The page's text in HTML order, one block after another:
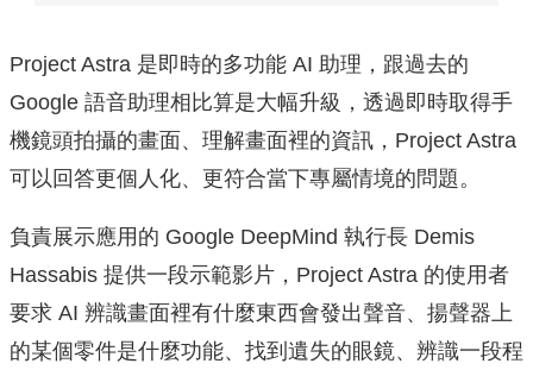
Project Astra 是即時的多功能 AI 助理，跟過去的
Google 語音助理相比算是大幅升級，透過即時取得手
機鏡頭拍攝的畫面、理解畫面裡的資訊，Project Astra
可以回答更個人化、更符合當下專屬情境的問題。
負責展示應用的 Google DeepMind 執行長 Demis
Hassabis 提供一段示範影片，Project Astra 的使用者
要求 AI 辨識畫面裡有什麼東西會發出聲音、揚聲器上
的某個零件是什麼功能、找到遺失的眼鏡、辨識一段程